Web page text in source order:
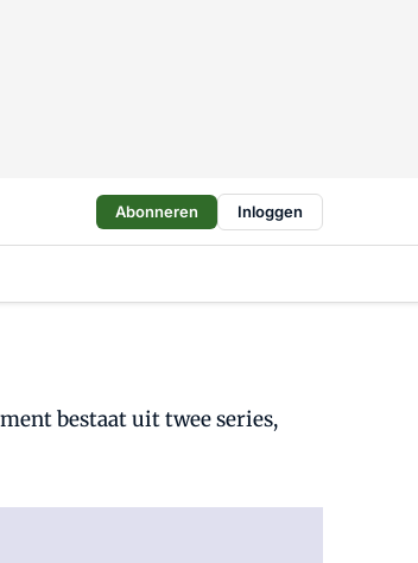
Abonneren Inloggen
bestaat uit twee series,